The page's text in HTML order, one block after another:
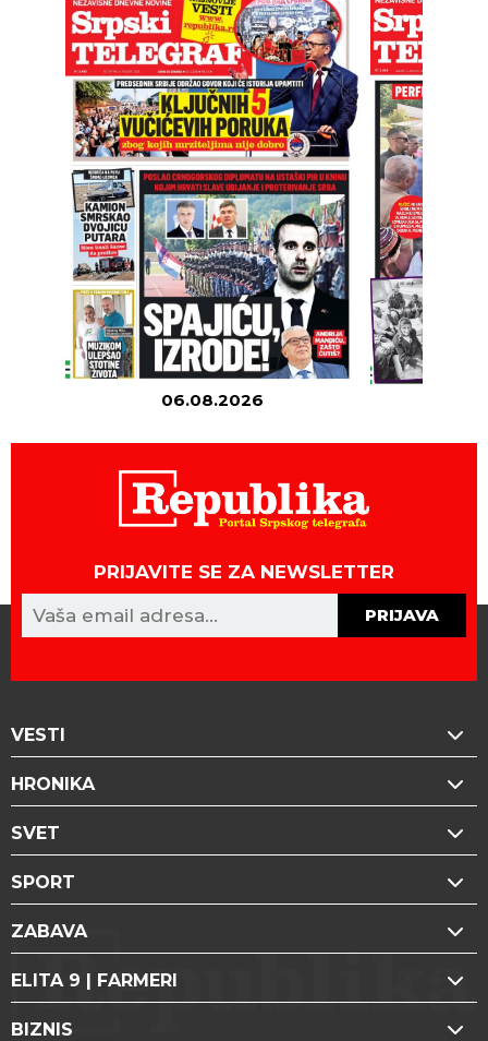
06.08.2026
PRIJAVITE SE ZA NEWSLETTER
PRIJAVA
VESTI
HRONIKA
SVET
SPORT
ZABAVA
ELITA 9 | FARMERI
BIZNIS